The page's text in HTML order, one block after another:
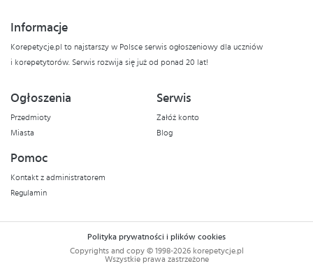
Informacje
Korepetycje.pl to najstarszy w Polsce serwis ogłoszeniowy dla uczniów
i korepetytorów. Serwis rozwija się już od ponad 20 lat!
Ogłoszenia
Przedmioty
Miasta
Serwis
Załóż konto
Blog
Pomoc
Kontakt z administratorem
Regulamin
Polityka prywatności i plików cookies
Copyrights and copy © 1998-2026 korepetycje.pl
Wszystkie prawa zastrzeżone